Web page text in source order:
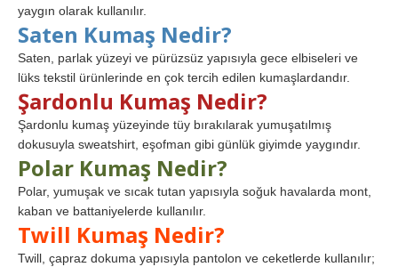
yaygın olarak kullanılır.
Saten Kumaş Nedir?
Saten, parlak yüzeyi ve pürüzsüz yapısıyla gece elbiseleri ve
lüks tekstil ürünlerinde en çok tercih edilen kumaşlardandır.
Şardonlu Kumaş Nedir?
Şardonlu kumaş yüzeyinde tüy bırakılarak yumuşatılmış
dokusuyla sweatshirt, eşofman gibi günlük giyimde yaygındır.
Polar Kumaş Nedir?
Polar, yumuşak ve sıcak tutan yapısıyla soğuk havalarda mont,
kaban ve battaniyelerde kullanılır.
Twill Kumaş Nedir?
Twill, çapraz dokuma yapısıyla pantolon ve ceketlerde kullanılır;